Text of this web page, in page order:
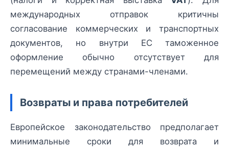
международных отправок критичны
согласование коммерческих и транспортных
документов, но внутри ЕС таможенное
оформление обычно отсутствует для
перемещений между странами-членами.
Возвраты и права потребителей
Европейское законодательство предполагает
минимальные сроки для возврата и